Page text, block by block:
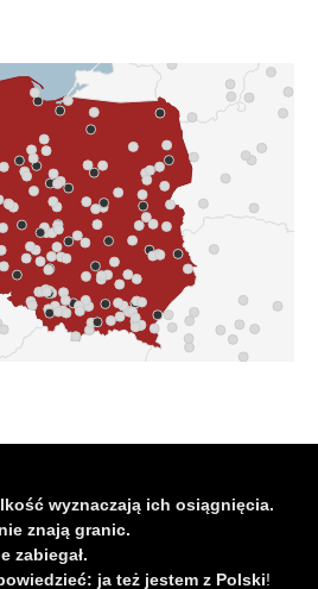
wyznaczają ich osiągnięcia.
znają granic.
zabiegał.
ja też jestem z Polski!